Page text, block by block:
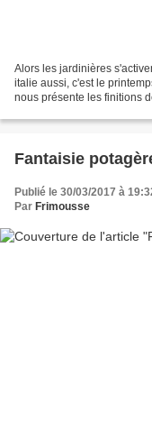
Alors les jardinières
italie aussi, c'est le
nous présente les finitions
Fantaisie
Publié le 30/03/2017 à
Par Frimousse